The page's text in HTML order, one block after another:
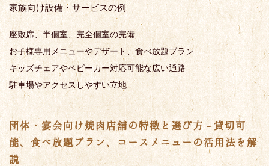
家族向け設備・サービスの例
座敷席、半個室、完全個室の完備
お子様専用メニューやデザート、食べ放題プラン
キッズチェアやベビーカー対応可能な広い通路
駐車場やアクセスしやすい立地
団体・宴会向け焼肉店舗の特徴と選び方 - 貸切可
能、食べ放題プラン、コースメニューの活用法を解
説